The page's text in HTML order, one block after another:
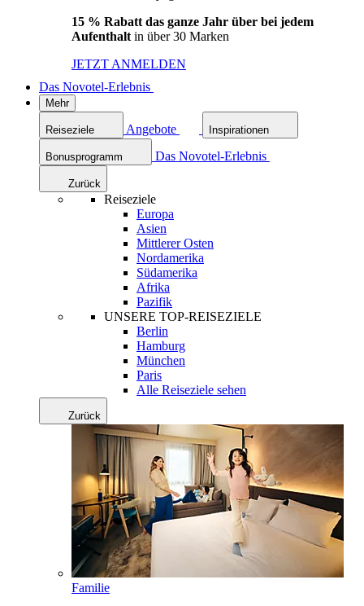
15 % Rabatt das ganze Jahr über bei jedem
Aufenthalt in über 30 Marken
JETZT ANMELDEN
Das Novotel-Erlebnis
Mehr
Reiseziele Angebote Inspirationen
Bonusprogramm Das Novotel-Erlebnis
Zurück
Reiseziele
Europa
Asien
Mittlerer Osten
Nordamerika
Südamerika
Afrika
Pazifik
UNSERE TOP-REISEZIELE
Berlin
Hamburg
München
Paris
Alle Reiseziele sehen
Zurück
Familie